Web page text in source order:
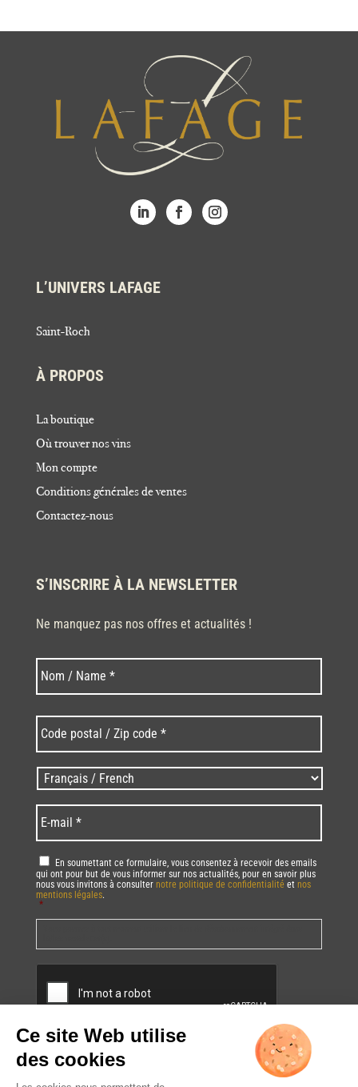
L’UNIVERS LAFAGE
Saint-Roch
À PROPOS
La boutique
Où trouver nos vins
Mon compte
Conditions générales de ventes
Contactez-nous
S’INSCRIRE À LA NEWSLETTER
Ne manquez pas nos offres et actualités !
Nom * Nom
postal
/
Zip
code
* *
Langues
/
Language *
mail *
RGPD *
En soumettant ce formulaire, vous consentez à recevoir des emails
qui ont pour but de vous informer sur nos actualités, pour en savoir plus
nous vous invitons à consulter notre politique de confidentialité et nos
mentions légales.
*